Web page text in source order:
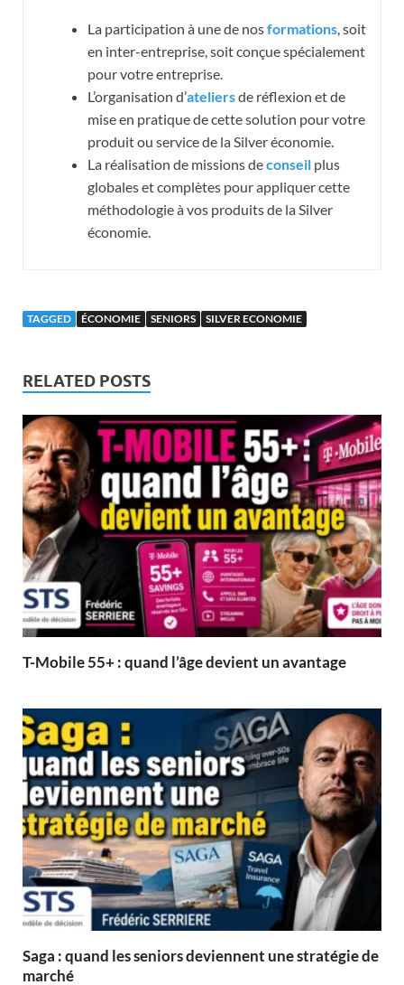
La participation à une de nosformations , soit
en inter-entreprise, soit conçue spécialement
pour votre entreprise.
L’organisation d’ateliersde réflexion et de
mise en pratique de cette solution pour votre
produit ou service de la Silver économie.
La réalisation de missions deconseil plus
globales et complètes pour appliquer cette
méthodologie à vos produits de la Silver
économie.
TAGGED ÉCONOMIE SENIORS SILVER ECONOMIE
RELATED POSTS
T-Mobile 55+ : quand l’âge devient un avantage
Saga : quand les seniors deviennent une stratégie de
marché